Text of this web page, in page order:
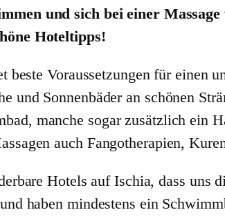
und sich bei einer
Hoteltipps!
beste Voraussetzungen für einen
und Sonnenbäder an schönen
manche sogar zusätzlich ein
auch Fangotherapien,
Hotels auf Ischia, dass uns
haben mindestens ein